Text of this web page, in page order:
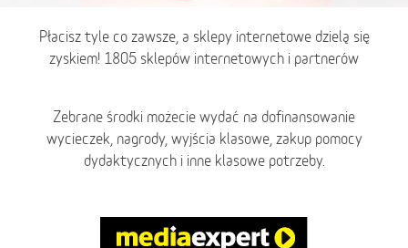
Płacisz tyle co zawsze, a sklepy internetowe dzielą się
zyskiem! 1805 sklepów internetowych i partnerów
Zebrane środki możecie wydać na dofinansowanie
wycieczek, nagrody, wyjścia klasowe, zakup pomocy
dydaktycznych i inne klasowe potrzeby.